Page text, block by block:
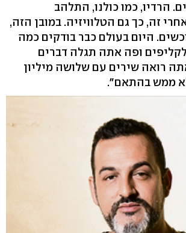
הרדיו, כמו כולנו, התלהב
זה, כך גם הטלוויזיה. במובן הזה,
היום בעולם כבר בודקים כמה
ופה אתה תגלה דברים
רואה שירים עם שלושה מיליון
ממש בהתאם".